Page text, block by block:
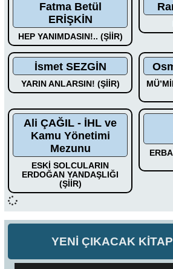
YENİ ÇIKACAK
Fatma Betül
ERİŞKİN
HEP YANIMDASIN!.. (ŞİİR)
İsmet SEZGİN
YARIN ANLARSIN! (ŞİİR)
Ali ÇAĞIL - İHL ve
Kamu Yönetimi
Mezunu
ESKİ SOLCULARIN
ERDOĞAN YANDAŞLIĞI
(ŞİİR)